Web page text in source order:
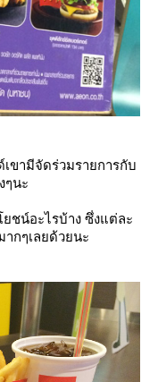
ขามีจัดร่วมรายการกับ
ๆนะ
ชน์อะไรบ้าง ซึ่งแต่ละ
กๆเลยด้วยนะ